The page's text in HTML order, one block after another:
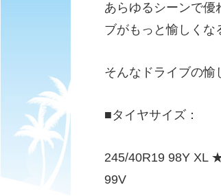
あらゆるシーンで優
ブがもっと愉しくな
そんなドライブの愉
■タイヤサイズ：
245/40R19 98Y XL
99V